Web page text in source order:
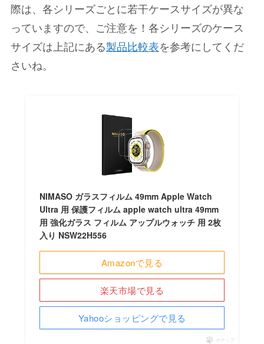
際は、各シリーズごとに若干ケースサイズが異な
っていますので、ご注意を！各シリーズのケース
サイズは上記にある製品比較表を参考にしてくだ
さいね。
NIMASO ガラスフィルム 49mm Apple Watch
Ultra 用 保護フィルム apple watch ultra 49mm
用 強化ガラス フィルム アップルウォッチ 用 2枚
入り NSW22H556
Amazonで見る
楽天市場で見る
Yahooショッピングで見る
ポチップ